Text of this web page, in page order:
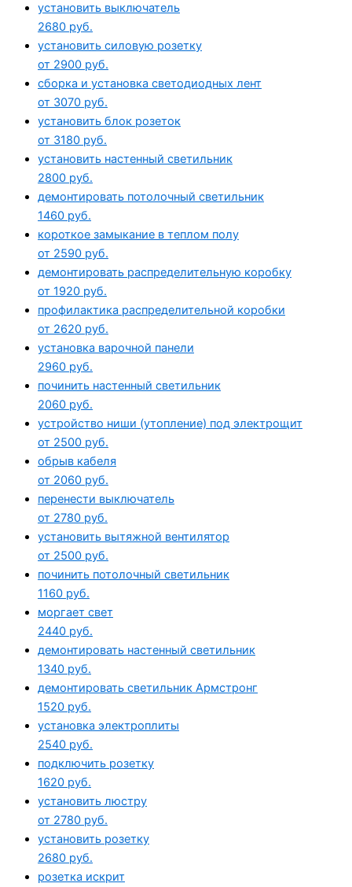
установить выключатель
2680 руб.
установить силовую розетку
от 2900 руб.
сборка и установка светодиодных лент
от 3070 руб.
установить блок розеток
от 3180 руб.
установить настенный светильник
2800 руб.
демонтировать потолочный светильник
1460 руб.
короткое замыкание в теплом полу
от 2590 руб.
демонтировать распределительную коробку
от 1920 руб.
профилактика распределительной коробки
от 2620 руб.
установка варочной панели
2960 руб.
починить настенный светильник
2060 руб.
устройство ниши (утопление) под электрощит
от 2500 руб.
обрыв кабеля
от 2060 руб.
перенести выключатель
от 2780 руб.
установить вытяжной вентилятор
от 2500 руб.
починить потолочный светильник
1160 руб.
моргает свет
2440 руб.
демонтировать настенный светильник
1340 руб.
демонтировать светильник Армстронг
1520 руб.
установка электроплиты
2540 руб.
подключить розетку
1620 руб.
установить люстру
от 2780 руб.
установить розетку
2680 руб.
розетка искрит